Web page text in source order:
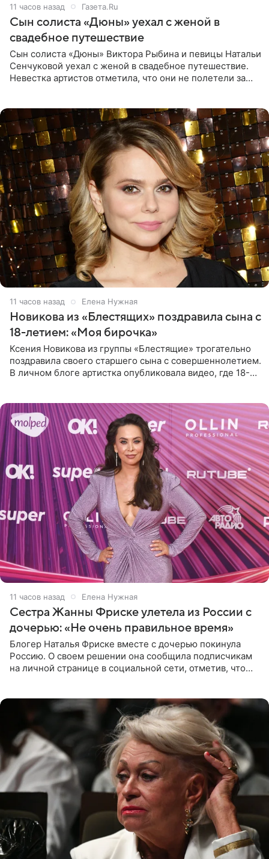
11 часов назад Газета.Ru
Сын солиста «Дюны» уехал с женой в
свадебное путешествие
Сын солиста «Дюны» Виктора Рыбина и певицы Натальи
Сенчуковой уехал с женой в свадебное путешествие.
Невестка артистов отметила, что они не полетели за
11 часов назад Елена Нужная
Новикова из «Блестящих» поздравила сына с
18-летием: «Моя бирочка»
Ксения Новикова из группы «Блестящие» трогательно
поздравила своего старшего сына с совершеннолетием.
В личном блоге артистка опубликовала видео, где 18-
11 часов назад Елена Нужная
Сестра Жанны Фриске улетела из России с
дочерью: «Не очень правильное время»
Блогер Наталья Фриске вместе с дочерью покинула
Россию. О своем решении она сообщила подписчикам
на личной странице в социальной сети, отметив, что